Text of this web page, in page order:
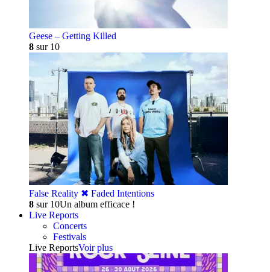
Geese – Getting Killed
8 sur 10
False Reality ✖︎ Faded Intentions
8 sur 10Un album efficace !
Live Reports
Concerts
Festivals
Live ReportsVoir plus